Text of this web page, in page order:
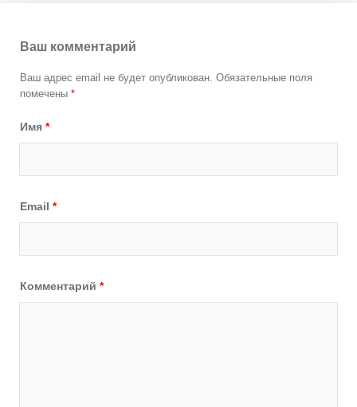
Ваш комментарий
Ваш адрес email не будет опубликован. Обязательные поля
помечены *
Имя *
Email *
Комментарий *